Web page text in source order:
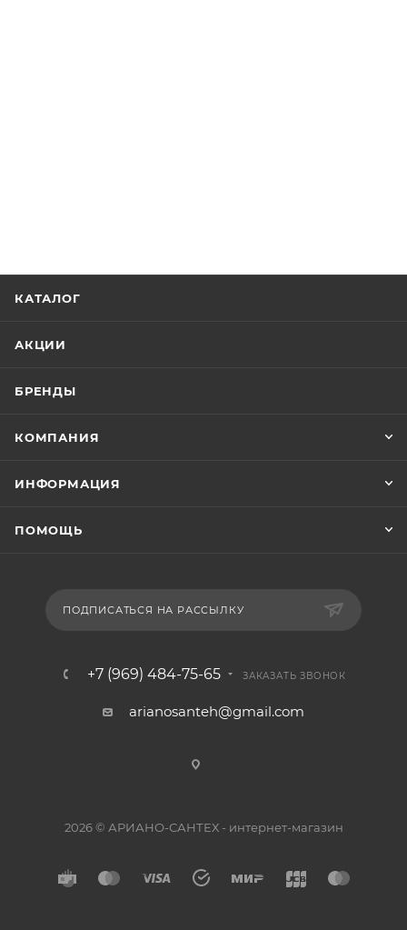
КАТАЛОГ
АКЦИИ
БРЕНДЫ
КОМПАНИЯ
ИНФОРМАЦИЯ
ПОМОЩЬ
ПОДПИСАТЬСЯ НА РАССЫЛКУ
+7 (969) 484-75-65 ЗАКАЗАТЬ ЗВОНОК
arianosanteh@gmail.com
2026 © АРИАНО-САНТЕХ - интернет-магазин